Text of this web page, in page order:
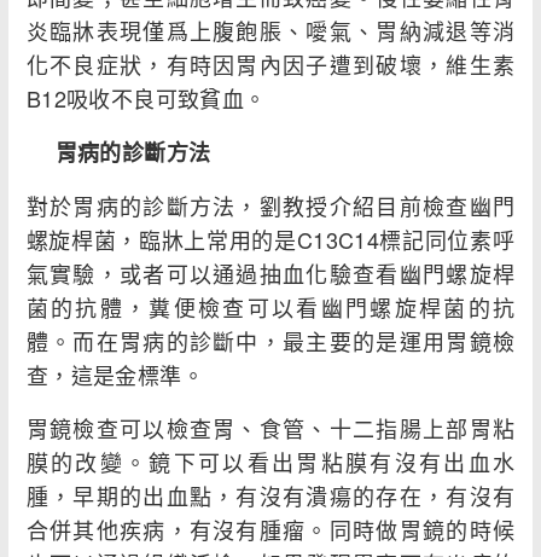
炎臨牀表現僅爲上腹飽脹、噯氣、胃納減退等消
化不良症狀，有時因胃內因子遭到破壞，維生素
B12吸收不良可致貧血。
胃病的診斷方法
對於胃病的診斷方法，劉教授介紹目前檢查幽門
螺旋桿菌，臨牀上常用的是C13C14標記同位素呼
氣實驗，或者可以通過抽血化驗查看幽門螺旋桿
菌的抗體，糞便檢查可以看幽門螺旋桿菌的抗
體。而在胃病的診斷中，最主要的是運用胃鏡檢
查，這是金標準。
胃鏡檢查可以檢查胃、食管、十二指腸上部胃粘
膜的改變。鏡下可以看出胃粘膜有沒有出血水
腫，早期的出血點，有沒有潰瘍的存在，有沒有
合併其他疾病，有沒有腫瘤。同時做胃鏡的時候